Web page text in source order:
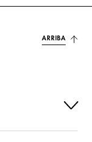
ARRIBA